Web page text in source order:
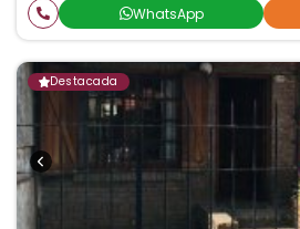
WhatsApp
Destacada